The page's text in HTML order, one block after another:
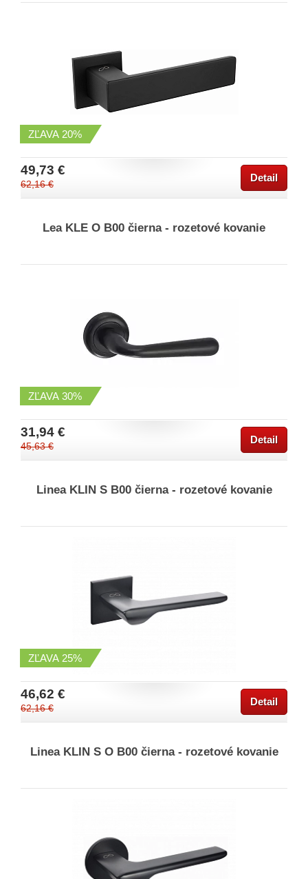
ZĽAVA 20%
49,73 €
62,16 €
Detail
Lea KLE O B00 čierna - rozetové kovanie
ZĽAVA 30%
31,94 €
45,63 €
Detail
Linea KLIN S B00 čierna - rozetové kovanie
ZĽAVA 25%
46,62 €
62,16 €
Detail
Linea KLIN S O B00 čierna - rozetové kovanie